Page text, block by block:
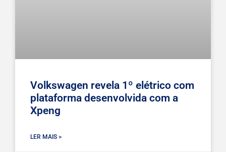
Volkswagen revela 1º elétrico com
plataforma desenvolvida com a
Xpeng
LER MAIS >